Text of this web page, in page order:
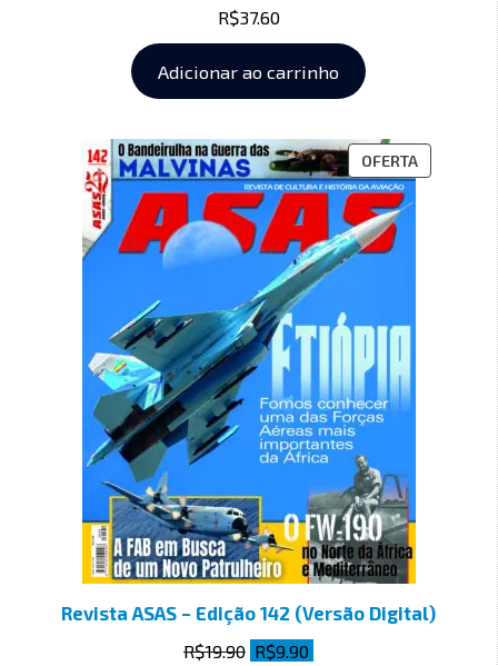
R$37.60
Adicionar ao carrinho
OFERTA
Revista ASAS – Edição 142 (Versão Digital)
R$19.90 R$9.90